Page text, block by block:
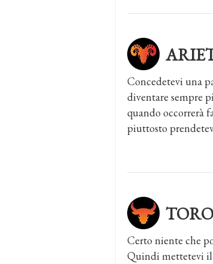
Concedetevi una
diventare sempre
quando occorrerà
piuttosto
TORO
Certo niente che
Quindi mettetevi il